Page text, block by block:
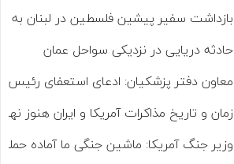
بازداشت سفیر پیشین فلسطین در لبنان به
حادثه دریایی در نزدیکی سواحل عمان
معاون دفتر پزشکیان: ادعای استعفای
است
زمان و تاریخ مذاکرات آمریکا و ایران هنوز
وزیر جنگ آمریکا: ماشین جنگی ما آماده حمله